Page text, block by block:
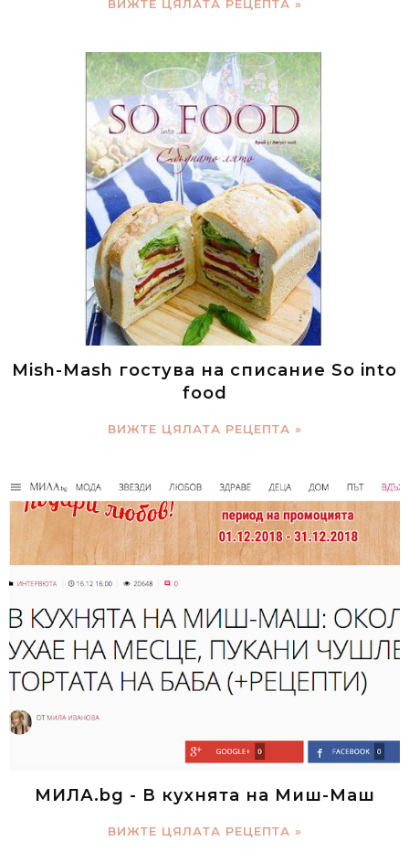
ВИЖТЕ ЦЯЛАТА РЕЦЕПТА »
Mish-Mash гостува на списание So into
food
ВИЖТЕ ЦЯЛАТА РЕЦЕПТА »
МИЛА.bg - В кухнята на Миш-Маш
ВИЖТЕ ЦЯЛАТА РЕЦЕПТА »